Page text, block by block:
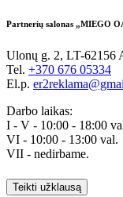
Partnerių salonas „MIEGO
Ulonų g. 2, LT-62156
Tel. +370 676 05334
El.p.
Darbo laikas:
I - V - 10:00 - 18:00
VI - 10:00 - 13:00 val.
VII - nedirbame.
Teikti užklausą